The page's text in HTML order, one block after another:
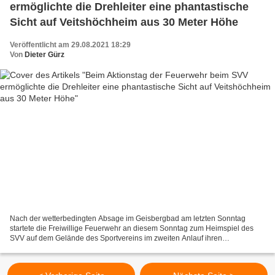
ermöglichte die Drehleiter eine phantastische
Sicht auf Veitshöchheim aus 30 Meter Höhe
Veröffentlicht am 29.08.2021 18:29
Von Dieter Gürz
Nach der wetterbedingten Absage im Geisbergbad am letzten Sonntag
startete die Freiwillige Feuerwehr an diesem Sonntag zum Heimspiel des
SVV auf dem Gelände des Sportvereins im zweiten Anlauf ihren